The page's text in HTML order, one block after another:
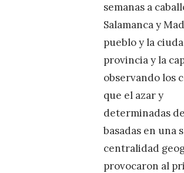
semanas a
Salamanca y
pueblo y la
provincia y la
observando los
que el azar y
determinadas
basadas en una
centralidad
provocaron al